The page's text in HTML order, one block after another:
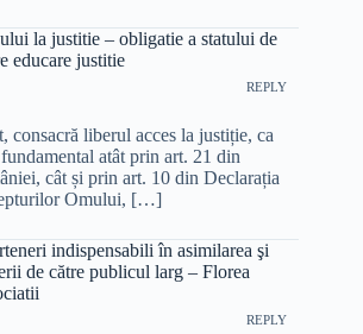
la justitie – obligatie a statului de
educare justitie
REPLY
consacră liberul acces la justiție, ca
atât prin art. 21 din
cât și prin art. 10 din Declarația
Omului, […]
indispensabili în asimilarea şi
de către publicul larg – Florea
REPLY